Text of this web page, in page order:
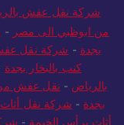
شركة نقل عفش
من ابوظبي الى مصر -
بجدة - شركة نقل
كنب بالبخار بجدة
بالرياض - نقل عفش من
بجدة - شركة نقل أثاث
أثاث برأس الخيمة -